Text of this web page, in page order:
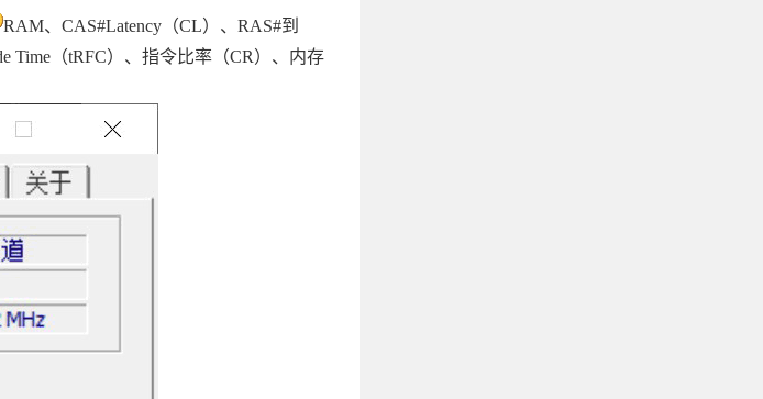
RAM、CAS#Latency（CL）、RAS#到
Time（tRFC）、指令比率（CR）、内存